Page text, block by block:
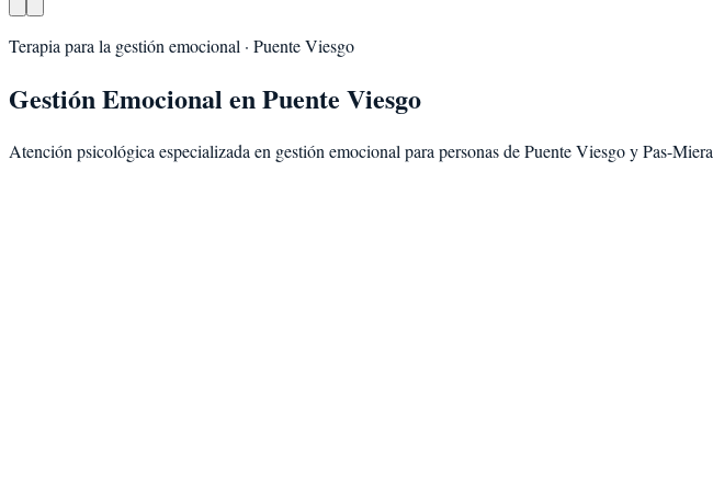
Terapia para la gestión emocional · Puente Viesgo
Gestión Emocional enPuente Viesgo
Atención psicológica especializada en gestión emocional para personas dePuente ViesgoyPas-Miera